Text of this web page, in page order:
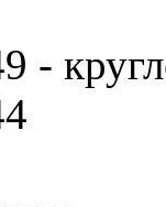
-